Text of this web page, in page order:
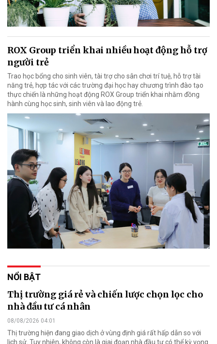
ROX Group triển khai nhiều hoạt động hỗ trợ
người trẻ
Trao học bổng cho sinh viên, tài trợ cho sân chơi trí tuệ, hỗ trợ tài
năng trẻ, hợp tác với các trường đại học hay chương trình đào tạo
thực chiến là những hoạt động ROX Group triển khai nhằm đồng
hành cùng học sinh, sinh viên và lao động trẻ.
NỔI BẬT
Thị trường giá rẻ và chiến lược chọn lọc cho
nhà đầu tư cá nhân
08/08/2026 04:01
Thị trường hiện đang giao dịch ở vùng định giá rất hấp dẫn so với
lịch sử. Tuy nhiên, không còn là giai đoạn nhà đầu tư có thể kỳ vọng